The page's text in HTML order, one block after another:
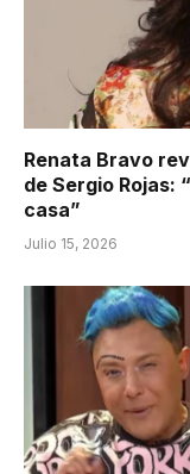
Renata Bravo
de Sergio Rojas:
casa”
Julio 15, 2026